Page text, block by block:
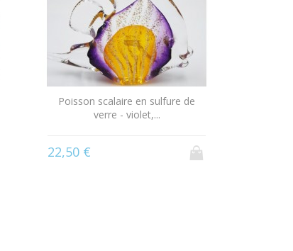
Poisson scalaire en sulfure de
verre - violet,...
22,50 €